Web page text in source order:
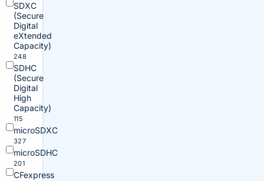
SDXC
(Secure
Digital
eXtended
Capacity)
248
SDHC
(Secure
Digital
High
Capacity)
115
microSDXC
327
microSDHC
201
CFexpress